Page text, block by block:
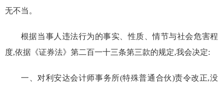
无不当。
根据当事人违法行为的事实、性质、情节与社会危害程
度,依据《证券法》第二百一十三条第三款的规定,我会决定:
一、对利安达会计师事务所(特殊普通合伙)责令改正,没